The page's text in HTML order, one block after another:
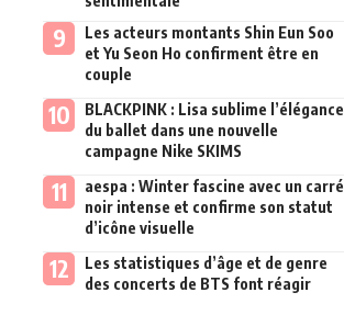
Les acteurs montants Shin Eun Soo
et Yu Seon Ho confirment être en
couple
BLACKPINK : Lisa sublime l’élégance
du ballet dans une nouvelle
campagne Nike SKIMS
aespa : Winter fascine avec un carré
noir intense et confirme son statut
d’icône visuelle
Les statistiques d’âge et de genre
des concerts de BTS font réagir